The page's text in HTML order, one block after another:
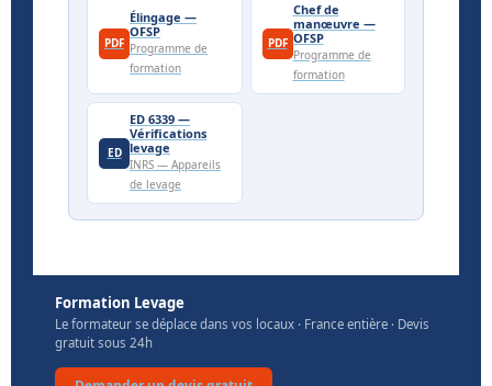
PDF
Élingage —
OFSP
Programme de
formation
PDF
Chef de
manœuvre —
OFSP
Programme de
formation
ED
ED 6339 —
Vérifications
levage
INRS — Appareils
de levage
Formation Levage
Le formateur se déplace dans vos locaux · France entière · Devis
gratuit sous 24h